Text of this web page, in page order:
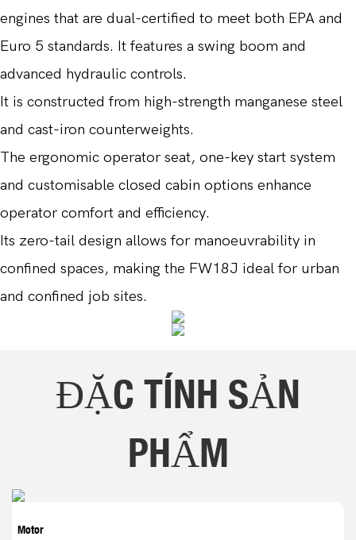
engines that are dual-certified to meet both EPA and
Euro 5 standards. It features a swing boom and
advanced hydraulic controls.
It is constructed from high-strength manganese steel
and cast-iron counterweights.
The ergonomic operator seat, one-key start system
and customisable closed cabin options enhance
operator comfort and efficiency.
Its zero-tail design allows for manoeuvrability in
confined spaces, making the FW18J ideal for urban
and confined job sites.
ĐẶC TÍNH SẢN
PHẨM
Motor